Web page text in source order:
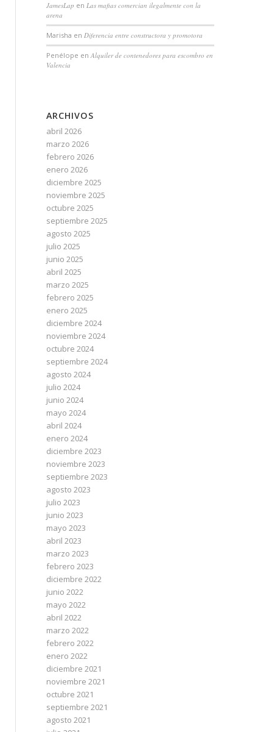
JamesLap enLas mafias comercian ilegalmente con la
arena
Marisha enDiferencia entre constructora y promotora
Penélope enAlquiler de contenedores para escombro en
Valencia
ARCHIVOS
abril 2026
marzo 2026
febrero 2026
enero 2026
diciembre 2025
noviembre 2025
octubre 2025
septiembre 2025
agosto 2025
julio 2025
junio 2025
abril 2025
marzo 2025
febrero 2025
enero 2025
diciembre 2024
noviembre 2024
octubre 2024
septiembre 2024
agosto 2024
julio 2024
junio 2024
mayo 2024
abril 2024
enero 2024
diciembre 2023
noviembre 2023
septiembre 2023
agosto 2023
julio 2023
junio 2023
mayo 2023
abril 2023
marzo 2023
febrero 2023
diciembre 2022
junio 2022
mayo 2022
abril 2022
marzo 2022
febrero 2022
enero 2022
diciembre 2021
noviembre 2021
octubre 2021
septiembre 2021
agosto 2021